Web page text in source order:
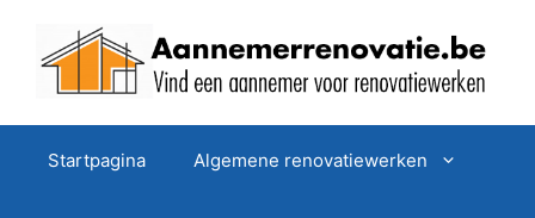
Startpagina Algemene renovatiewerken